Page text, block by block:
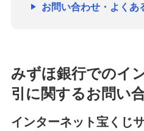
お問い合わせ・よくあ
みずほ銀行でのイ
引に関するお問い
インターネット宝くじ